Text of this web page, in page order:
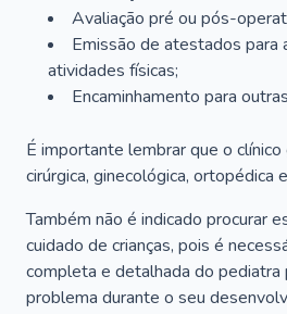
Avaliação pré ou pós-
Emissão de atestados para
atividades físicas;
Encaminhamento para
É importante lembrar que o clínico
cirúrgica, ginecológica, ortopédica
Também não é indicado procurar
cuidado de crianças, pois é
completa e detalhada do pediatra
problema durante o seu